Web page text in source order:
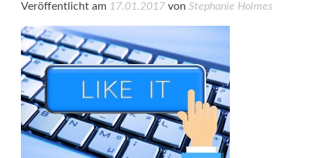
Veröffentlicht am 17.01.2017 von Stephanie Holmes